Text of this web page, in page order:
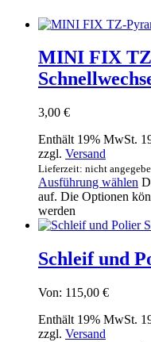
MINI FIX
3,00 €
Enthält 19% MwSt.
zzgl. Versand
Lieferzeit: nicht
Ausführung wählen
auf. Die Optionen
werden
Schleif und
Von: 115,00 €
Enthält 19% MwSt.
zzgl. Versand